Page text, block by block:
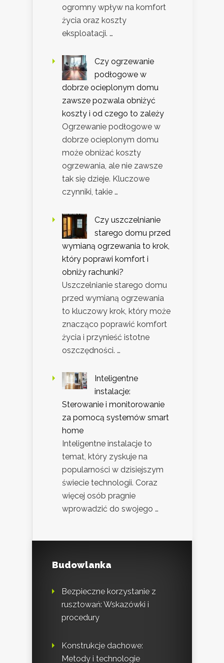
ogromny wpływ na komfort
życia oraz koszty
eksploatacji. …
Czy ogrzewanie
podłogowe w
dobrze ocieplonym domu
zawsze pozwala obniżyć
koszty i od czego to zależy
Ogrzewanie podłogowe w
dobrze ocieplonym domu
może obniżać koszty
ogrzewania, ale nie zawsze
tak się dzieje. Kluczowe
czynniki, takie …
Czy uszczelnianie
starego domu przed
wymianą ogrzewania to krok,
który poprawi komfort i
obniży rachunki?
Uszczelnianie starego domu
przed wymianą ogrzewania
to kluczowy krok, który może
znacząco poprawić komfort
życia i przynieść istotne
oszczędności. …
Inteligentne
instalacje:
Sterowanie i monitorowanie
za pomocą systemów smart
home
Inteligentne instalacje to
temat, który zyskuje na
popularności w dzisiejszym
świecie technologii. Coraz
więcej osób pragnie
wprowadzić do swojego …
Budowlanka
Bezpieczne korzystanie z
rusztowań: Wskazówki i
procedury
Konstrukcje dachowe:
Metody i technologie